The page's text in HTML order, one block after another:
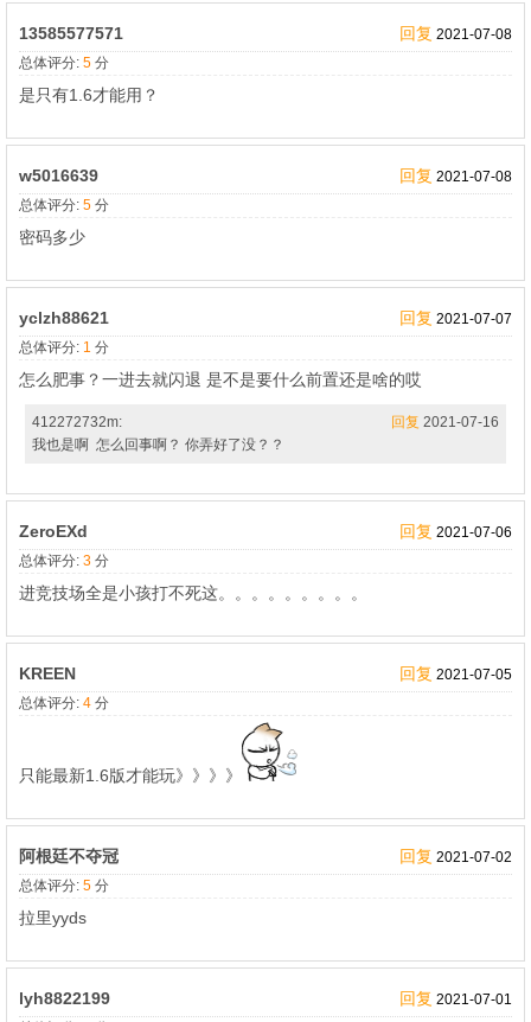
13585577571 回复 2021-07-08
总体评分: 5 分
是只有1.6才能用？
w5016639 回复 2021-07-08
总体评分: 5 分
密码多少
yclzh88621 回复 2021-07-07
总体评分: 1 分
怎么肥事？一进去就闪退 是不是要什么前置还是啥的哎
412272732m: 回复 2021-07-16
我也是啊 怎么回事啊？ 你弄好了没？？
ZeroEXd 回复 2021-07-06
总体评分: 3 分
进竞技场全是小孩打不死这。。。。。。。。。
KREEN 回复 2021-07-05
总体评分: 4 分
只能最新1.6版才能玩》》》》
阿根廷不夺冠 回复 2021-07-02
总体评分: 5 分
拉里yyds
lyh8822199 回复 2021-07-01